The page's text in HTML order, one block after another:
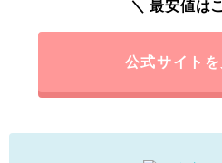
＼ 最安値は
公式サイトを